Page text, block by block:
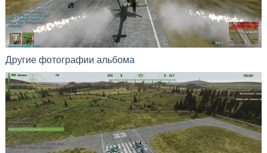
Другие фотографии альбома